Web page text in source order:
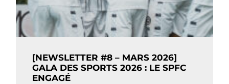
[NEWSLETTER #8 – MARS 2026]
GALA DES SPORTS 2026 : LE SPFC
ENGAGÉ